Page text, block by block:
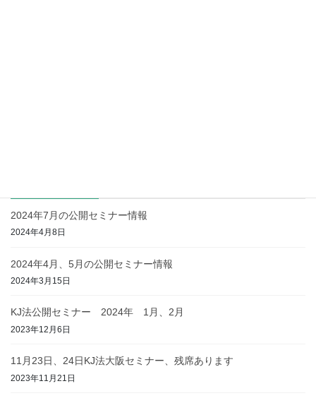
2024年7月の公開セミナー情報
2024年4月8日
2024年4月、5月の公開セミナー情報
2024年3月15日
KJ法公開セミナー 2024年 1月、2月
2023年12月6日
11月23日、24日KJ法大阪セミナー、残席あります
2023年11月21日